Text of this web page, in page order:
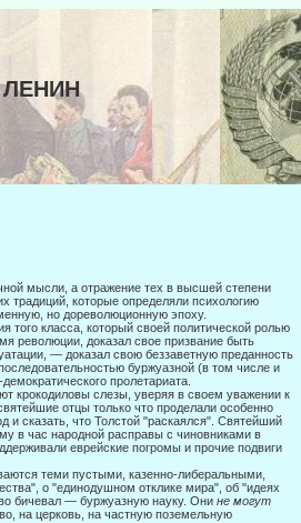
ЛЕНИН
мысли, а отражение тех в высшей степени
традиций, которые определяли психологию
но дореволюционную эпоху.
того класса, который своей политической ролью
революции, доказал свое призвание быть
— доказал свою беззаветную преданность
буржуазной (в том числе и
пролетариата.
крокодило­вы слезы, уверяя в своем уважении к
отцы только что проделали особенно
сказать, что Толстой "рас­каялся". Святейший
в час народной расправы с чиновниками в
еврейские погромы и прочие подвиги
теми пустыми, казенно-либеральными,
о "единодушном отклике мира", об "идеях
бичевал — буржуазную науку. Они не могут
на церковь, на частную поземельную